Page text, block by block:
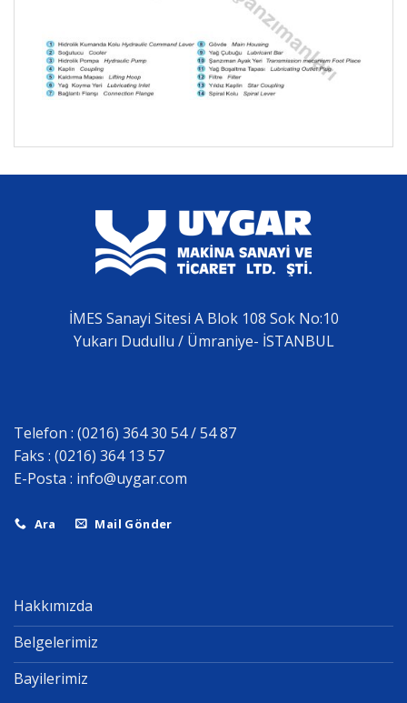
İMES Sanayi Sitesi A Blok 108 Sok No:10
Yukarı Dudullu / Ümraniye- İSTANBUL
Telefon : (0216) 364 30 54 / 54 87
Faks : (0216) 364 13 57
E-Posta : info@uygar.com
Ara Mail Gönder
Hakkımızda
Belgelerimiz
Bayilerimiz